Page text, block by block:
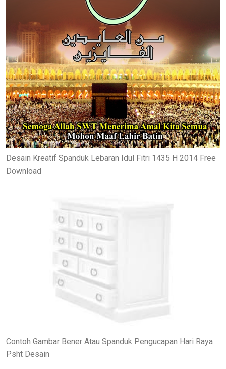
Desain Kreatif Spanduk Lebaran Idul Fitri 1435 H 2014 Free
Download
Contoh Gambar Bener Atau Spanduk Pengucapan Hari Raya
Psht Desain